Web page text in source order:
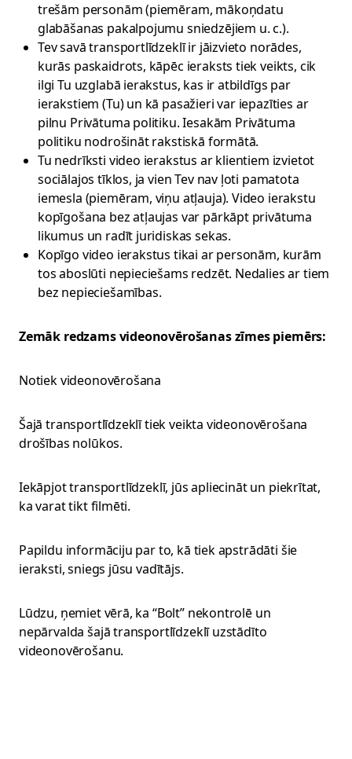
trešām personām (piemēram, mākoņdatu
glabāšanas pakalpojumu sniedzējiem u. c.).
Tev savā transportlīdzeklī ir jāizvieto norādes,
kurās paskaidrots, kāpēc ieraksts tiek veikts, cik
ilgi Tu uzglabā ierakstus, kas ir atbildīgs par
ierakstiem (Tu) un kā pasažieri var iepazīties ar
pilnu Privātuma politiku. Iesakām Privātuma
politiku nodrošināt rakstiskā formātā.
Tu nedrīksti video ierakstus ar klientiem izvietot
sociālajos tīklos, ja vien Tev nav ļoti pamatota
iemesla (piemēram, viņu atļauja). Video ierakstu
kopīgošana bez atļaujas var pārkāpt privātuma
likumus un radīt juridiskas sekas.
Kopīgo video ierakstus tikai ar personām, kurām
tos aboslūti nepieciešams redzēt. Nedalies ar tiem
bez nepieciešamības.
Zemāk redzams videonovērošanas zīmes piemērs:
Notiek videonovērošana
Šajā transportlīdzeklī tiek veikta videonovērošana
drošības nolūkos.
Iekāpjot transportlīdzeklī, jūs apliecināt un piekrītat,
ka varat tikt filmēti.
Papildu informāciju par to, kā tiek apstrādāti šie
ieraksti, sniegs jūsu vadītājs.
Lūdzu, ņemiet vērā, ka “Bolt” nekontrolē un
nepārvalda šajā transportlīdzeklī uzstādīto
videonovērošanu.